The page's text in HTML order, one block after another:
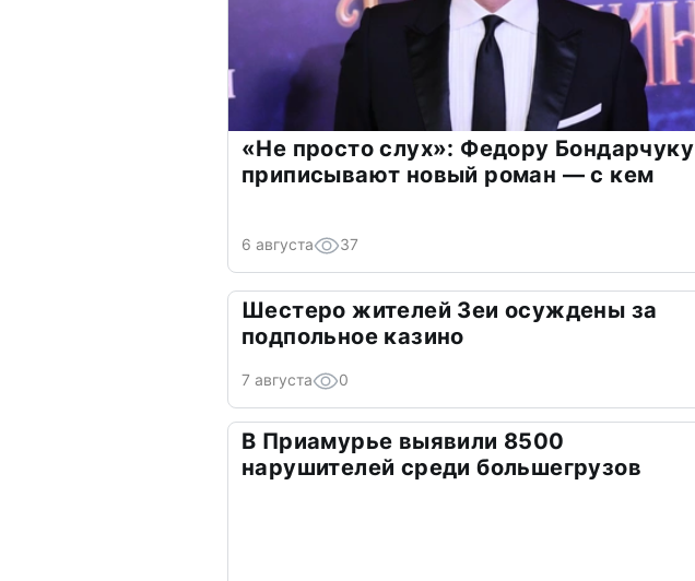
«Не просто слух»: Федору Бондарчуку
приписывают новый роман — с кем
6 августа 37
Шестеро жителей Зеи осуждены за
подпольное казино
7 августа 0
В Приамурье выявили 8500
нарушителей среди большегрузов